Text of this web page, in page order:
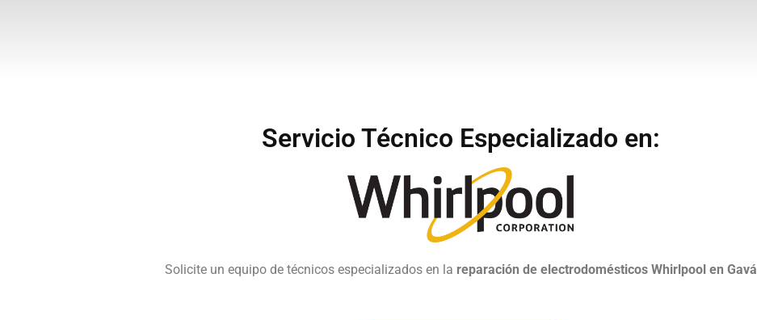
Servicio Técnico Especializado en:
Solicite un equipo de técnicos especializados en la reparación de electrodomésticos Whirlpool en Gavá